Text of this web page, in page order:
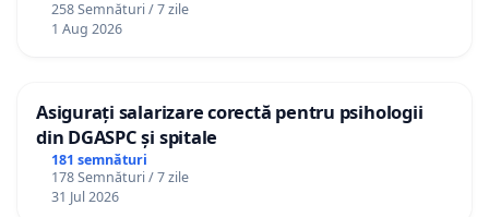
258 Semnături / 7 zile
1 Aug 2026
Asigurați salarizare corectă pentru psihologii
din DGASPC și spitale
181 semnături
178 Semnături / 7 zile
31 Jul 2026